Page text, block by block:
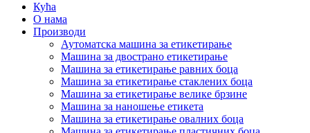
Кућа
О нама
Производи
Аутоматска машина за етикетирање
Машина за двострано етикетирање
Машина за етикетирање равних боца
Машина за етикетирање стаклених боца
Машина за етикетирање велике брзине
Машина за наношење етикета
Машина за етикетирање овалних боца